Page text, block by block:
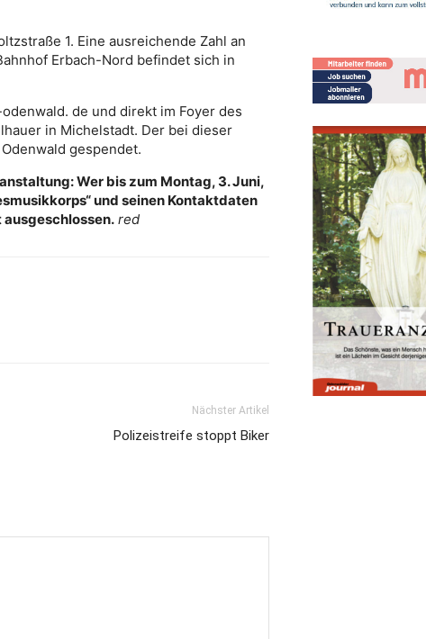
1. Eine ausreichende Zahl an
Erbach-Nord befindet sich in
de und direkt im Foyer des
in Michelstadt. Der bei dieser
gespendet.
Wer bis zum Montag, 3. Juni,
und seinen Kontaktdaten
red
Nächster Artikel
Polizeistreife stoppt Biker